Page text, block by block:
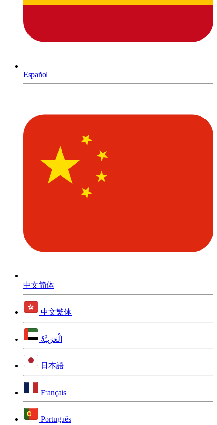
Español
中文简体
中文繁体
اَلْعَرَبِيَّةُ
日本語
Français
Português